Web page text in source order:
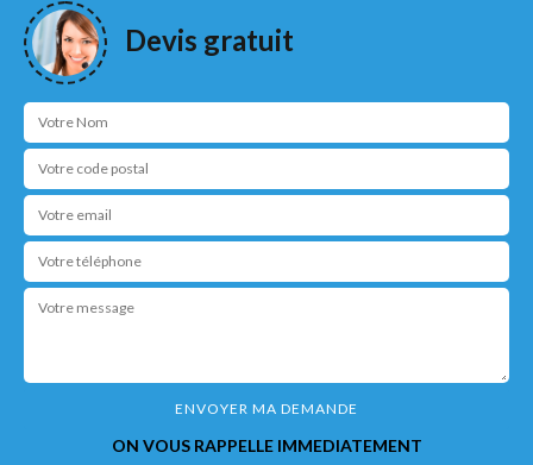
Devis gratuit
ON VOUS RAPPELLE IMMEDIATEMENT